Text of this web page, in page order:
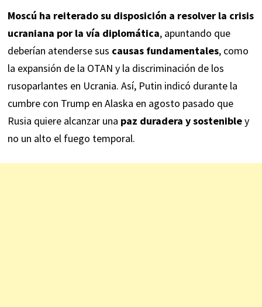
Moscú ha reiterado su disposición a resolver la crisis
ucraniana por la vía diplomática, apuntando que
deberían atenderse sus causas fundamentales, como
la expansión de la OTAN y la discriminación de los
rusoparlantes en Ucrania. Así, Putin indicó durante la
cumbre con Trump en Alaska en agosto pasado que
Rusia quiere alcanzar una paz duradera y sostenibley
no un alto el fuego temporal.